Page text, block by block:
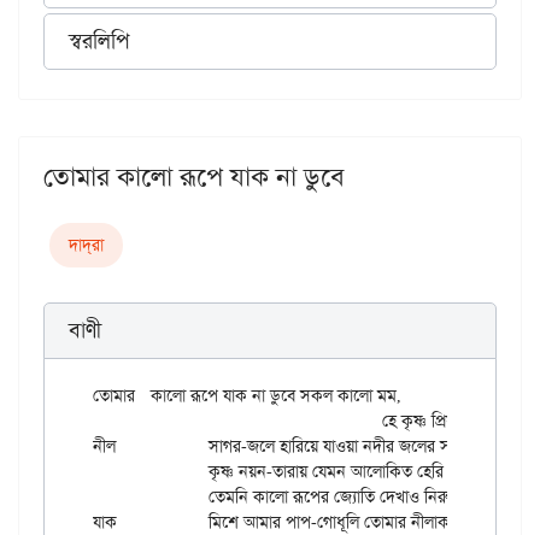
স্বরলিপি
তোমার কালো রূপে যাক না ডুবে
দাদ্‌রা
বাণী
তোমার	কালো রূপে যাক না ডুবে সকল কালো মম,
নীল		সাগর-জলে হারিয়ে যাওয়া নদীর জলের সম।
		কৃষ্ণ নয়ন-তারায় যেমন আলোকিত হেরি ভুবন,
যাক		মিশে আমার পাপ-গোধূলি তোমার নীলাকাশে,